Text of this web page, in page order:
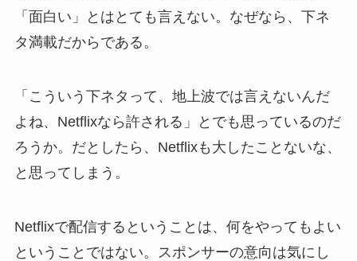
「面白い」とはとても言えない。なぜなら、下ネ
タ満載だからである。
「こういう下ネタって、地上波では言えないんだ
よね、Netflixなら許される」とでも思っているのだ
ろうか。だとしたら、Netflixも大したことないな、
と思ってしまう。
Netflixで配信するということは、何をやってもよい
ということではない。スポンサーの意向は気にし